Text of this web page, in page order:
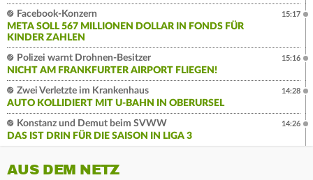
Facebook-Konzern
META SOLL 567 MILLIONEN DOLLAR IN FONDS FÜR
KINDER ZAHLEN
15:17
Polizei warnt Drohnen-Besitzer
NICHT AM FRANKFURTER AIRPORT FLIEGEN!
15:16
Zwei Verletzte im Krankenhaus
AUTO KOLLIDIERT MIT U-BAHN IN OBERURSEL
14:28
Konstanz und Demut beim SVWW
DAS IST DRIN FÜR DIE SAISON IN LIGA 3
14:26
AUS DEM NETZ